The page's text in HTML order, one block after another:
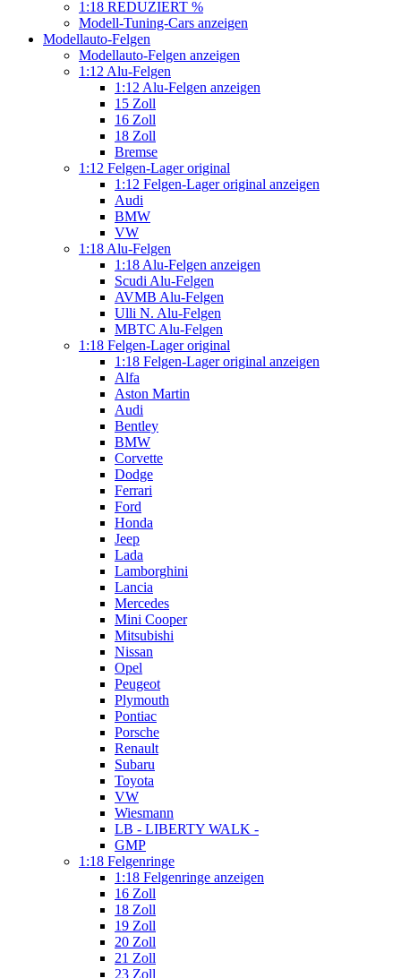
1:18 REDUZIERT %
Modell-Tuning-Cars anzeigen
Modellauto-Felgen
Modellauto-Felgen anzeigen
1:12 Alu-Felgen
1:12 Alu-Felgen anzeigen
15 Zoll
16 Zoll
18 Zoll
Bremse
1:12 Felgen-Lager original
1:12 Felgen-Lager original anzeigen
Audi
BMW
VW
1:18 Alu-Felgen
1:18 Alu-Felgen anzeigen
Scudi Alu-Felgen
AVMB Alu-Felgen
Ulli N. Alu-Felgen
MBTC Alu-Felgen
1:18 Felgen-Lager original
1:18 Felgen-Lager original anzeigen
Alfa
Aston Martin
Audi
Bentley
BMW
Corvette
Dodge
Ferrari
Ford
Honda
Jeep
Lada
Lamborghini
Lancia
Mercedes
Mini Cooper
Mitsubishi
Nissan
Opel
Peugeot
Plymouth
Pontiac
Porsche
Renault
Subaru
Toyota
VW
Wiesmann
LB - LIBERTY WALK -
GMP
1:18 Felgenringe
1:18 Felgenringe anzeigen
16 Zoll
18 Zoll
19 Zoll
20 Zoll
21 Zoll
23 Zoll